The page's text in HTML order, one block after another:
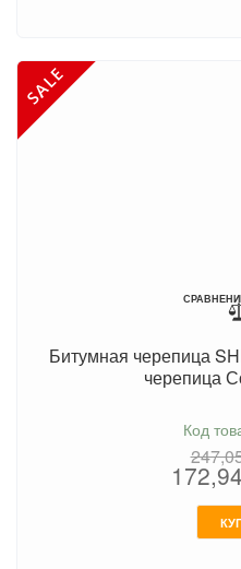
Битумная черепица
черепица
Код
172,94